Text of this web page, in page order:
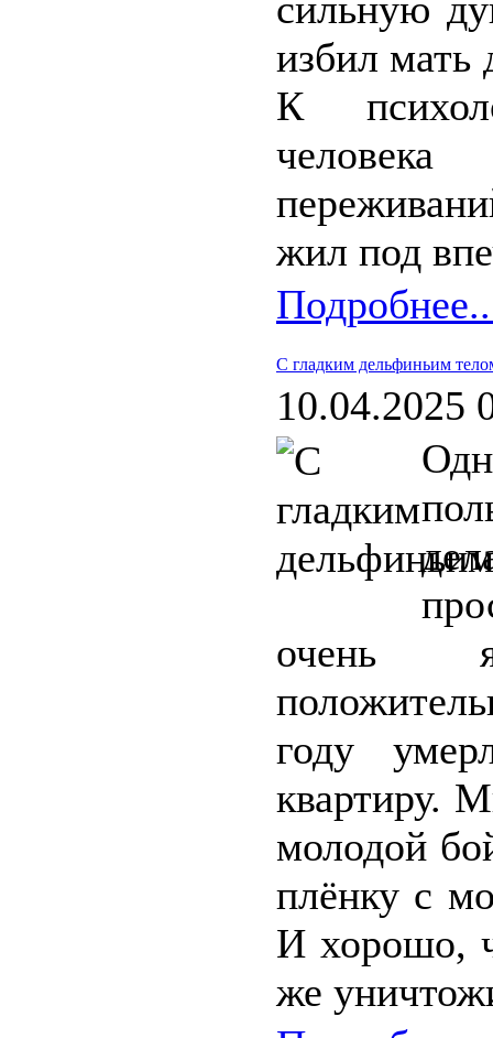
сильную
избил мать
К
жил под
С гладким дельфиньим
10.04.2025
очень
году
квартиру.
молодой
плёнку с
И хорошо,
же